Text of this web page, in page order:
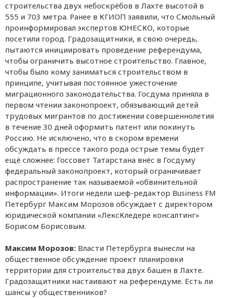
строительства двух небоскрёбов в Лахте высотой в
555 и 703 метра. Ранее в КГИОП заявили, что Смольный
проинформировал экспертов ЮНЕСКО, которые
посетили город. Градозащитники, в свою очередь,
пытаются инициировать проведение референдума,
чтобы ограничить высотное строительство. Главное,
чтобы было кому заниматься строительством в
принципе, учитывая постоянное ужесточение
миграционного законодательства. Госдума приняла в
первом чтении законопроект, обязывающий детей
трудовых мигрантов по достижении совершеннолетия
в течение 30 дней оформить патент или покинуть
Россию. Не исключено, что в скором времени
обсуждать в прессе такого рода острые темы будет
ещё сложнее: Госсовет Татарстана внёс в Госдуму
федеральный законопроект, который ограничивает
распространение так называемой «обвинительной
информации». Итоги недели шеф-редактор Business FM
Петербург Максим Морозов обсуждает с директором
юридической компании «ЛексКледере консалтинг»
Борисом Борисовым.
Максим Морозов: Власти Петербурга вынесли на
общественное обсуждение проект планировки
территории для строительства двух башен в Лахте.
Градозащитники настаивают на референдуме. Есть ли
шансы у общественников?